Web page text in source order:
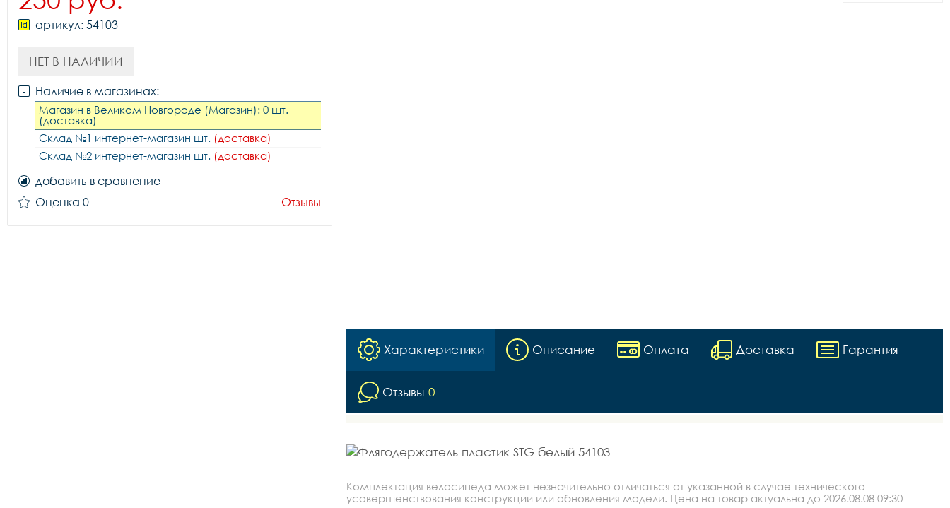
артикул: 54103
НЕТ В НАЛИЧИИ
Наличие в магазинах:
Магазин в Великом Новгороде (Магазин): 0 шт.
(доставка)
Склад №1 интернет-магазин шт. (доставка)
Склад №2 интернет-магазин шт. (доставка)
добавить в сравнение
Оценка 0
Отзывы
Характеристики Описание Оплата Доставка Гарантия
Отзывы 0
Комплектация велосипеда может незначительно отличаться от указанной в случае технического
усовершенствования конструкции или обновления модели. Цена на товар актуальна до 2026.08.08 09:30